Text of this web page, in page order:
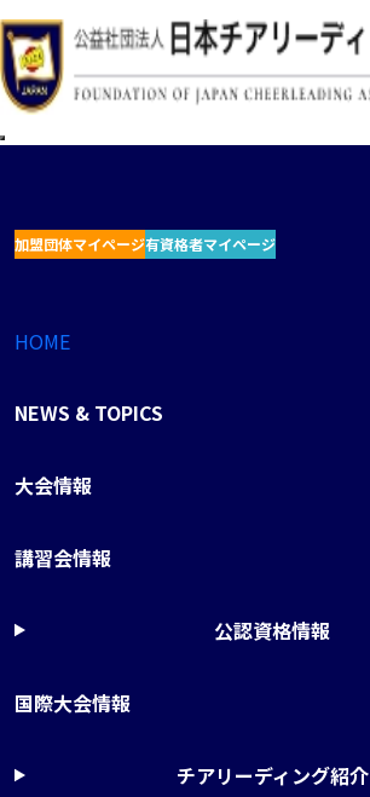
加盟団体マイページ有資格者マイページ
HOME
NEWS & TOPICS
大会情報
講習会情報
公認資格情報
国際大会情報
チアリーディング紹介